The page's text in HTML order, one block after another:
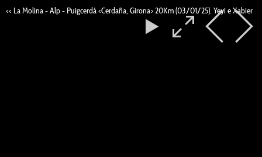
<< La Molina - Alp - Puigcerdá <Cerdaña, Girona> 20Km (03/01/25). Yeyi e Xabier